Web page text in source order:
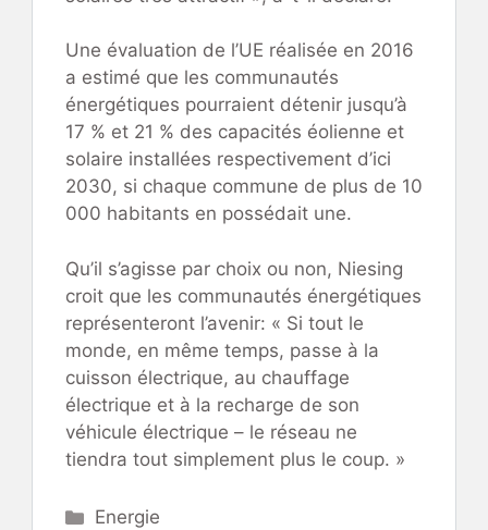
Une évaluation de l’UE réalisée en 2016
a estimé que les communautés
énergétiques pourraient détenir jusqu’à
17 % et 21 % des capacités éolienne et
solaire installées respectivement d’ici
2030, si chaque commune de plus de 10
000 habitants en possédait une.
Qu’il s’agisse par choix ou non, Niesing
croit que les communautés énergétiques
représenteront l’avenir: « Si tout le
monde, en même temps, passe à la
cuisson électrique, au chauffage
électrique et à la recharge de son
véhicule électrique – le réseau ne
tiendra tout simplement plus le coup. »
Catégories
Energie